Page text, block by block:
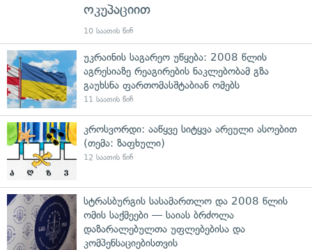
ოკუპაციით
10 საათის წინ
უკრაინის საგარეო უწყება: 2008 წლის
აგრესიაზე რეაგირების ნაკლებობამ გზა
გაუხსნა ფართომასშტაბიან ომებს
11 საათის წინ
კროსვორდი: ააწყვე სიტყვა არეული ასოებით
(თემა: ზაფხული)
12 საათის წინ
სტრასბურგის სასამართლო და 2008 წლის
ომის საქმეები — საიას ბრძოლა
დაზარალებულთა უფლებებისა და
კომპენსაციებისთვის